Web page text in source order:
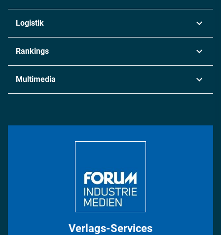
Chemie
Metall
Energie
Logistik
Rankings
Multimedia
Verlags-Services